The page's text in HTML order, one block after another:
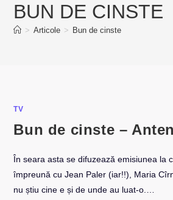
BUN DE CINSTE
> Articole > Bun de cinste
TV
Bun de cinste –
În seara asta se difuzează emisiunea la
împreună cu Jean Paler (iar!!), Maria
nu știu cine e și de unde au luat-o.…